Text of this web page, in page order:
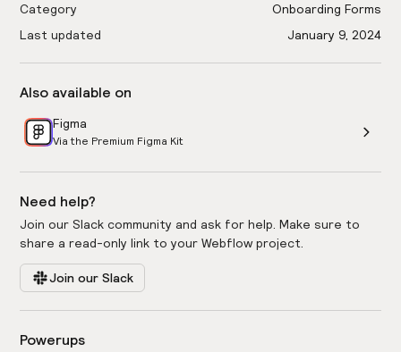
Category
Onboarding Forms
Last updated
January 9, 2024
Also available on
Figma
Via the Premium Figma Kit
Need help?
Join our Slack community and ask for help. Make sure to
share a read-only link to your Webflow project.
Join our Slack
Powerups